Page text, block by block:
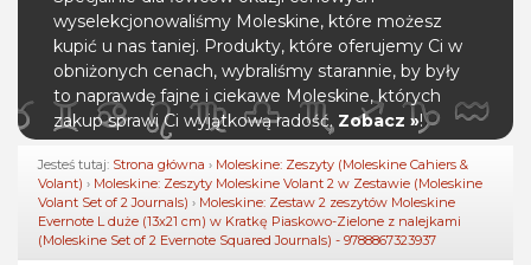
wyselekcjonowaliśmy Moleskine, które możesz
kupić u nas taniej. Produkty, które oferujemy Ci w
obniżonych cenach, wybraliśmy starannie, by były
to naprawdę fajne i ciekawe Moleskine, których
zakup sprawi Ci wyjątkową radość. Zobacz »!
Jesteś tutaj: Strona główna › Moleskine: Zeszyty (Moleskine Cahiers &
Volant) › Moleskine: Zeszyty Moleskine Volant 2 w Zestawie (Moleskine
Volant Set of 2 Journals) › Moleskine: Zestaw 2 zeszytów Moleskine
Evernote L duże (13x21 cm) w Kratkę Piaskowo-Zielone z nalejkami
(Moleskine Set of 2 Evernote Squared Journals) - 9788867323937